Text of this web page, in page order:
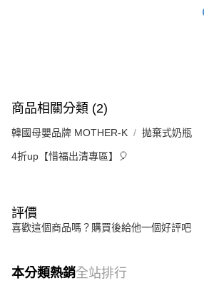
商品相關分類 (2)
韓國母嬰品牌 MOTHER-K 拋棄式奶瓶
4折up【惜福出清專區】🎈
評價
喜歡這個商品嗎？購買後給他一個好評吧
本分類熱銷全站排行